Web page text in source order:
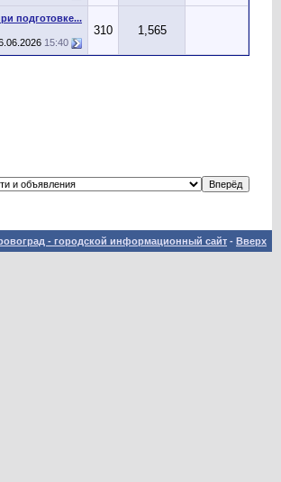
подготовке...
15:40
310 1,565
- городской информационный сайт - Вверх